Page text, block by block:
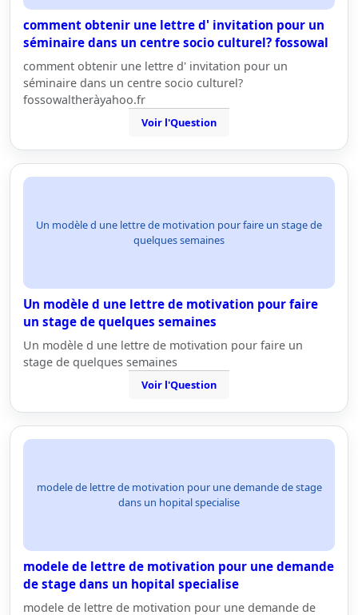
comment obtenir une lettre d' invitation pour un
séminaire dans un centre socio culturel? fossowal
comment obtenir une lettre d' invitation pour un
séminaire dans un centre socio culturel?
fossowaltheràyahoo.fr
Voir l'Question
Un modèle d une lettre de motivation pour faire un stage de
quelques semaines
Un modèle d une lettre de motivation pour faire
un stage de quelques semaines
Un modèle d une lettre de motivation pour faire un
stage de quelques semaines
Voir l'Question
modele de lettre de motivation pour une demande de stage
dans un hopital specialise
modele de lettre de motivation pour une demande
de stage dans un hopital specialise
modele de lettre de motivation pour une demande de